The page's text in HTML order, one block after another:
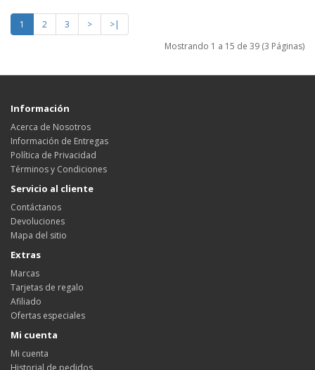
1 2 3 >
>|
Mostrando 1 a 15 de 39 (3 Páginas)
Información
Acerca de Nosotros
Información de Entregas
Política de Privacidad
Términos y Condiciones
Servicio al cliente
Contáctanos
Devoluciones
Mapa del sitio
Extras
Marcas
Tarjetas de regalo
Afiliado
Ofertas especiales
Mi cuenta
Mi cuenta
Historial de pedidos